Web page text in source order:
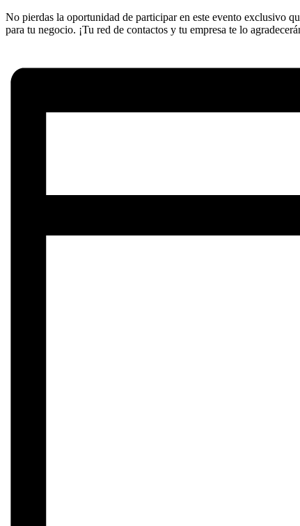
No pierdas la oportunidad de participar en este evento exclusivo
para tu negocio. ¡Tu red de contactos y tu empresa te lo